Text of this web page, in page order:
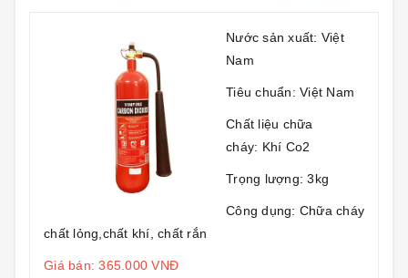
Nước sản xuất: Việt
Nam
Tiêu chuẩn: Việt Nam
Chất liệu chữa
cháy: Khí Co2
Trọng lượng: 3kg
Công dụng: Chữa cháy
chất lỏng,chất khí, chất rắn
Giá bán: 365.000 VNĐ